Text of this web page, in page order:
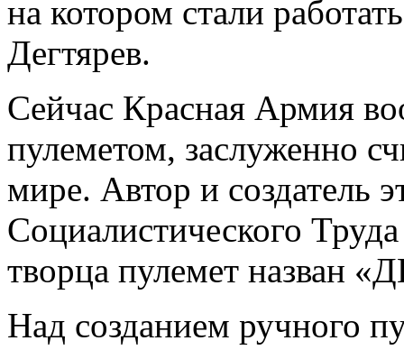
на котором стали
Дегтярев.
Сейчас Красная Армия
пулеметом, заслуженно
мире. Автор и создатель
Социалистического
творца пулемет назван
Над созданием ручного